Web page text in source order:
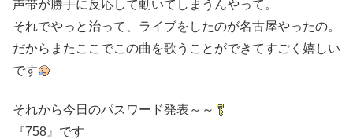
声帯が勝手に反応して動いてしまうんやって。
それでやっと治って、ライブをしたのが名古屋やったの。
だからまたここでこの曲を歌うことができてすごく嬉しい
です
それから今日のパスワード発表～～
『758』です